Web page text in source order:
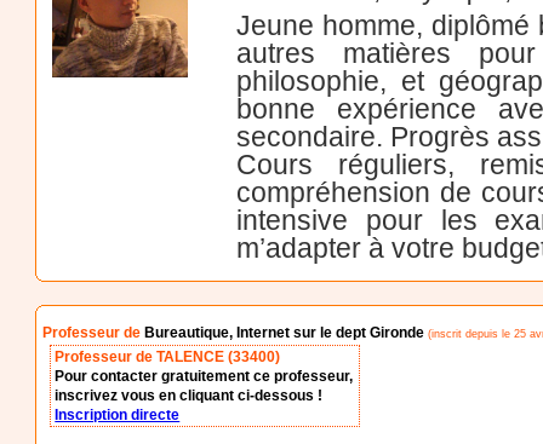
Jeune homme,
autres matières
philosophie, et
bonne expérience
secondaire. Progrès
Cours réguliers,
compréhension de
intensive pour les
m’adapter à votre
Professeur de Bureautique, Internet sur le dept Gironde (inscrit depuis le 25
Professeur de TALENCE (33400)
Pour contacter gratuitement ce professeur,
inscrivez vous en cliquant ci-dessous !
Inscription directe